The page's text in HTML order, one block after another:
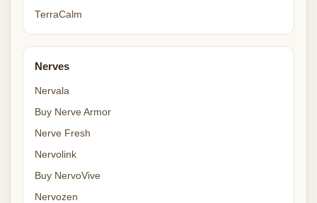
TerraCalm
Nerves
Nervala
Buy Nerve Armor
Nerve Fresh
Nervolink
Buy NervoVive
Nervozen